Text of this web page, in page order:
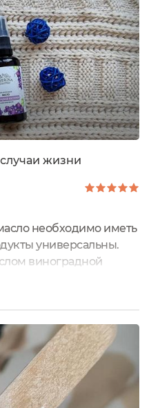
для здорового вида
сводит к
жизни
необходимо иметь
универсальны.
виноградной
масло, и его
всего 1 ингредиент -
косточки
уход за кожей и
можно бороться...